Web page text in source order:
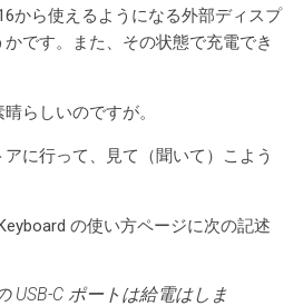
から使えるようになる外部ディスプ
です。また、その状態で充電でき
らしいのですが。
に行って、見て（聞いて）こよう
の使い方ページに次の記述
USB-C ポートは給電はしま